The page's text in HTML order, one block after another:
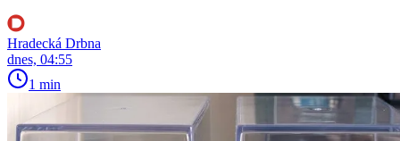
Hradecká Drbna
dnes, 04:55
1 min